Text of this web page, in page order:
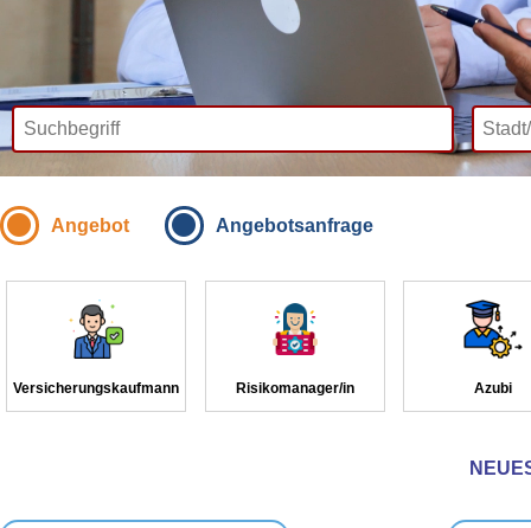
Angebot Angebotsanfrage
Versicherungskaufmann Risikomanager/in Azubi